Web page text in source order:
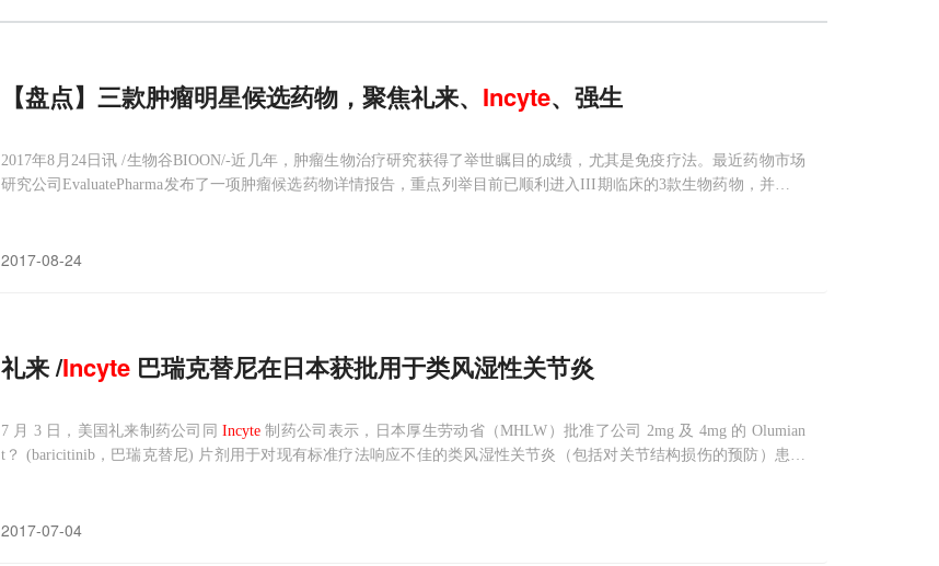
【盘点】三款肿瘤明星候选药物，聚焦礼来、 Incyte、强生
2017年8月24日讯 /生物谷BIOON/-近几年，肿瘤生物治疗研究获得了举世瞩目的成绩，尤其是免疫疗法。最近药物市场
研究公司EvaluatePharma发布了一项肿瘤候选药物详情报告，重点列举目前已顺利进入III期临床的3款生物药物，并对未
2017-08-24
礼来 /Incyte 巴瑞克替尼在日本获批用于类风湿性关节炎
7 月 3 日，美国礼来制药公司同 Incyte 制药公司表示，日本厚生劳动省（MHLW）批准了公司 2mg 及 4mg 的 Olumian
t？ (baricitinib，巴瑞克替尼) 片剂用于对现有标准疗法响应不佳的类风湿性关节炎（包括对关节结构损伤的预防）患者
2017-07-04